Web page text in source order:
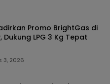
Promo BrightGas di
Dukung LPG 3 Kg Tepat
3, 2026